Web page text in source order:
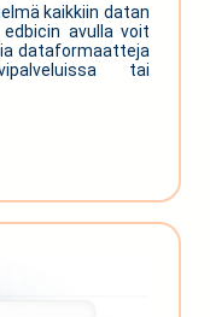
kaikkiin datan
avulla voit
dataformaatteja
tai